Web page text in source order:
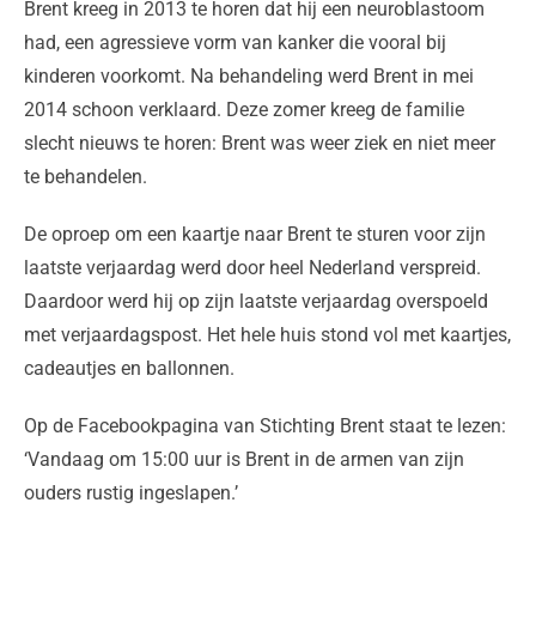
Brent kreeg in 2013 te horen dat hij een neuroblastoom
had, een agressieve vorm van kanker die vooral bij
kinderen voorkomt. Na behandeling werd Brent in mei
2014 schoon verklaard. Deze zomer kreeg de familie
slecht nieuws te horen: Brent was weer ziek en niet meer
te behandelen.
De oproep om een kaartje naar Brent te sturen voor zijn
laatste verjaardag werd door heel Nederland verspreid.
Daardoor werd hij op zijn laatste verjaardag overspoeld
met verjaardagspost. Het hele huis stond vol met kaartjes,
cadeautjes en ballonnen.
Op de Facebookpagina van Stichting Brent staat te lezen:
‘Vandaag om 15:00 uur is Brent in de armen van zijn
ouders rustig ingeslapen.’